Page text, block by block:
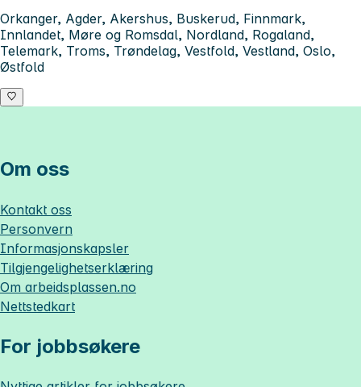
Orkanger, Agder, Akershus, Buskerud, Finnmark,
Innlandet, Møre og Romsdal, Nordland, Rogaland,
Telemark, Troms, Trøndelag, Vestfold, Vestland, Oslo,
Østfold
Om oss
Kontakt oss
Personvern
Informasjonskapsler
Tilgjengelighetserklæring
Om arbeidsplassen.no
Nettstedkart
For jobbsøkere